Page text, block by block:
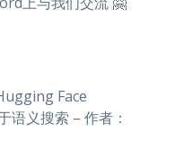
Face
义搜索 – 作者：